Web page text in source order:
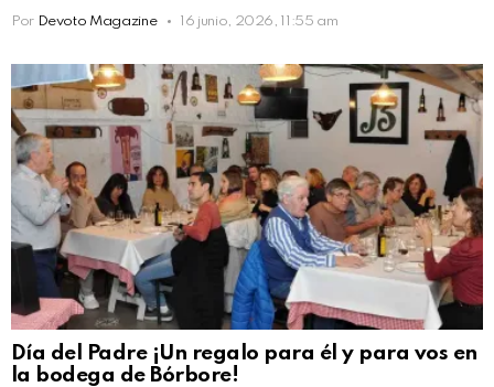
Por Devoto Magazine 16 junio, 2026, 11:55 am
Día del Padre ¡Un regalo para él y para vos en
la bodega de Bórbore!